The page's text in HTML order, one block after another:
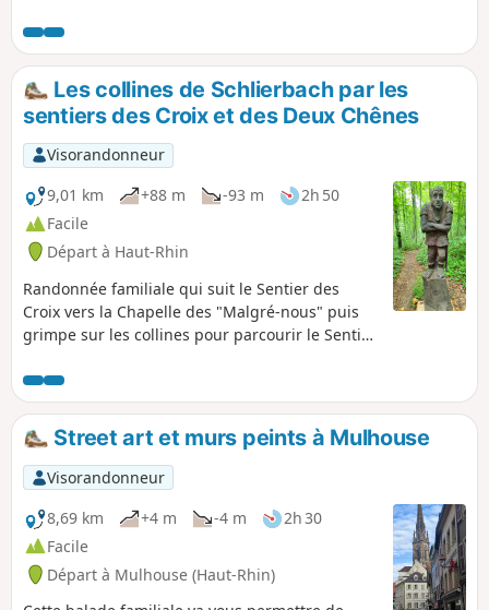
Les collines de Schlierbach par les
sentiers des Croix et des Deux Chênes
Visorandonneur
9,01 km
+88 m -93 m
2h 50
Facile
Départ à Haut-Rhin
Randonnée familiale qui suit le Sentier des
Croix vers la Chapelle des "Malgré-nous" puis
grimpe sur les collines pour parcourir le Sentier
jalonné de panneaux pédagogiques.
Street art et murs peints à Mulhouse
Visorandonneur
8,69 km
+4 m -4 m
2h 30
Facile
Départ à Mulhouse (Haut-Rhin)